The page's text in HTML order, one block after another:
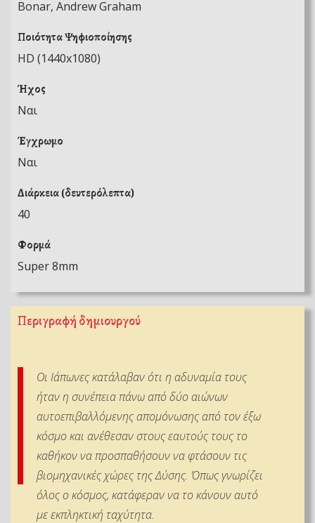
Bonar, Andrew Graham
Ποιότητα Ψηφιοποίησης
HD (1440x1080)
Ήχος
Ναι
Έγχρωμο
Ναι
Διάρκεια (δευτερόλεπτα)
40
Φορμά
Super 8mm
Περιγραφή δημιουργού
Οι Ιάπωνες κατάλαβαν ότι η αδυναμία τους
ήταν η συνέπεια πάνω από δύο αιώνων
αυτοεπιβαλλόμενης απομόνωσης από τον έξω
κόσμο και ανέθεσαν στους εαυτούς τους το
καθήκον να προσπαθήσουν να φτάσουν τις
βιομηχανικές χώρες της Δύσης. Όπως γνωρίζει
όλος ο κόσμος, κατάφεραν να το κάνουν αυτό
με εκπληκτική ταχύτητα.